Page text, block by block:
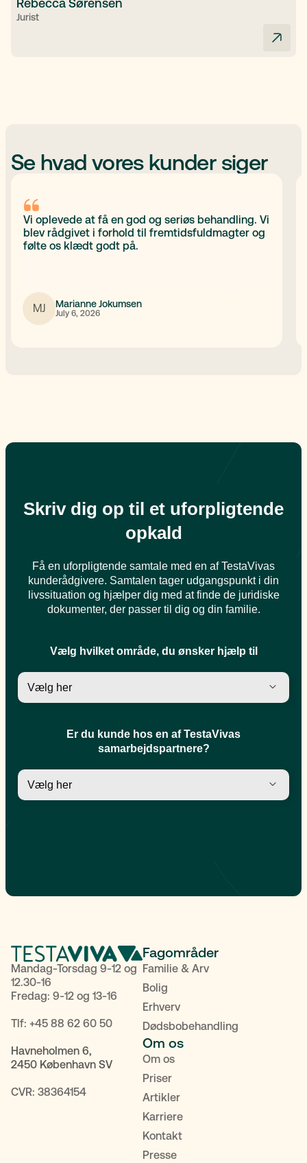
Rebecca Sørensen
Jurist
Se hvad vores kunder siger
Vi oplevede at få en god og seriøs behandling. Vi
blev rådgivet i forhold til fremtidsfuldmagter og
følte os klædt godt på.
MJ Marianne Jokumsen
July 6, 2026
Mandag-Torsdag 9-12 og
12.30-16
Fredag: 9-12 og 13-16
Tlf: +45 88 62 60 50
Havneholmen 6,
2450 København SV
CVR: 38364154
Fagområder
Familie & Arv
Bolig
Erhverv
Dødsbobehandling
Om os
Om os
Priser
Artikler
Karriere
Kontakt
Presse